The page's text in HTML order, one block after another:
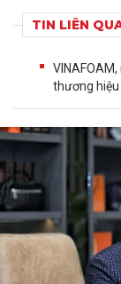
TIN LIÊN
thương hiệu